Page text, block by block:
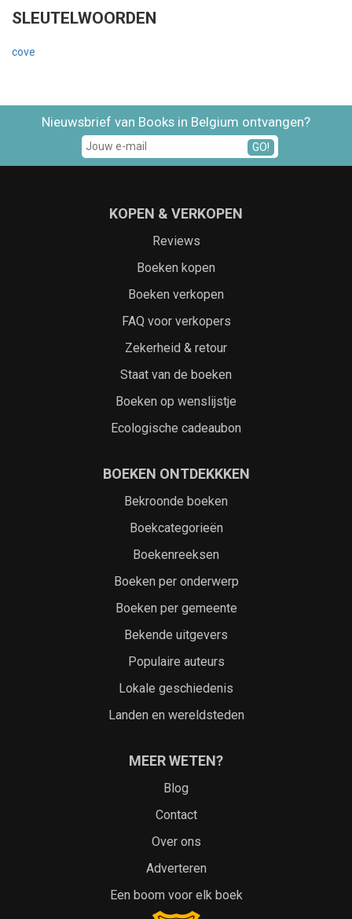
SLEUTELWOORDEN
cove
Nieuwsbrief van Books in Belgium ontvangen?
GO!
KOPEN & VERKOPEN
Reviews
Boeken kopen
Boeken verkopen
FAQ voor verkopers
Zekerheid & retour
Staat van de boeken
Boeken op wenslijstje
Ecologische cadeaubon
BOEKEN ONTDEKKKEN
Bekroonde boeken
Boekcategorieën
Boekenreeksen
Boeken per onderwerp
Boeken per gemeente
Bekende uitgevers
Populaire auteurs
Lokale geschiedenis
Landen en wereldsteden
MEER WETEN?
Blog
Contact
Over ons
Adverteren
Een boom voor elk boek